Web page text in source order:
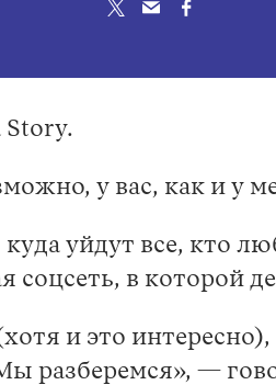
Story.
у вас, как и у
уйдут все, кто
соцсеть, в которой
и это
разберемся», —